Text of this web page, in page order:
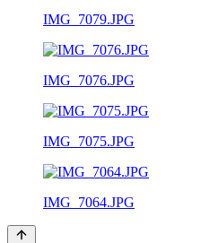
IMG_7079.JPG
IMG_7076.JPG
IMG_7075.JPG
IMG_7064.JPG